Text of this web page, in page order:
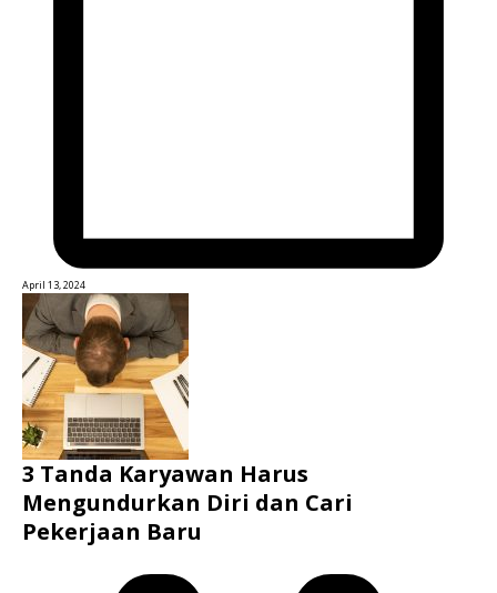
April 13, 2024
3 Tanda Karyawan Harus
Mengundurkan Diri dan Cari
Pekerjaan Baru